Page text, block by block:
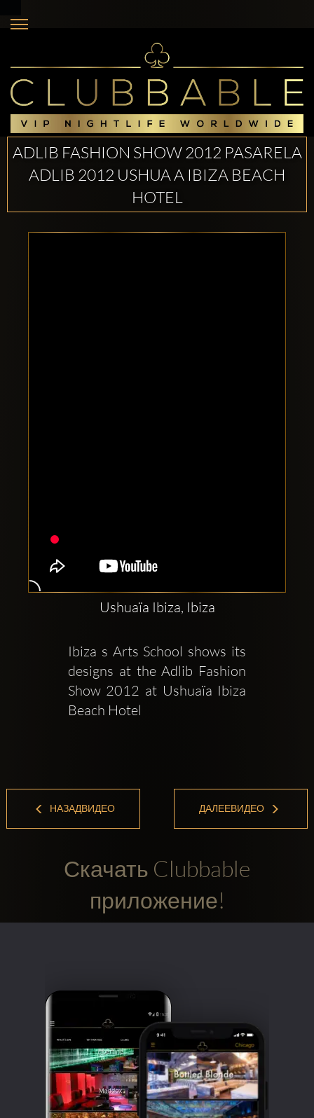
ADLIB FASHION SHOW 2012 PASARELA
ADLIB 2012 USHUA A IBIZA BEACH
HOTEL
Ushuaïa Ibiza, Ibiza
Ibiza s Arts School shows its
designs at the Adlib Fashion
Show 2012 at Ushuaïa Ibiza
Beach Hotel
НАЗАДВИДЕО ДАЛЕЕВИДЕО
Скачать Clubbable
приложение!